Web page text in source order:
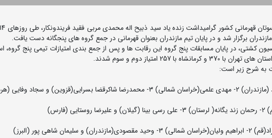
برگزار شد و در پایان تیم مازندران بعنوان قهرمانی در جمع گروه های پنجگانه دست یافت.
با 257 امتیاز دوم و سوم شدند.
به شرح زیر است: